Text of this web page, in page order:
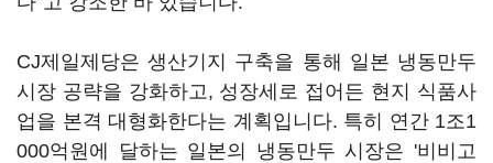
CJ제일제당은 생산기지 구축을 통해 일본 냉동만두
시장 공략을 강화하고, 성장세로 접어든 현지 식품사
업을 본격 대형화한다는 계획입니다. 특히 연간 1조1
000억원에 달하는 일본의 냉동만두 시장은 '비비고